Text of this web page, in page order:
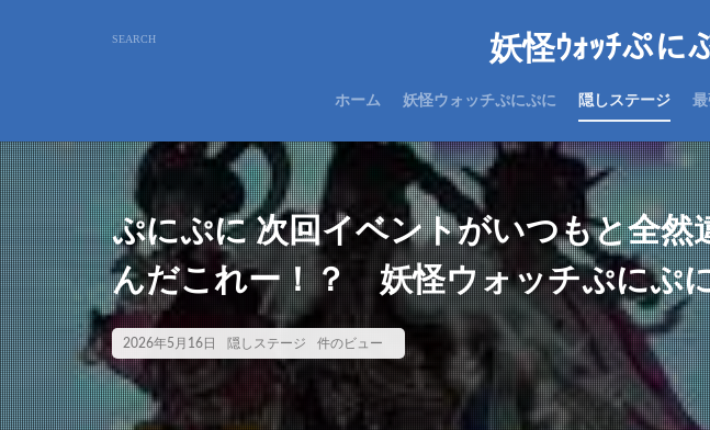
妖怪ｳｫｯﾁぷに
ホーム 妖怪ウォッチぷにぷに 隠しステージ 最
ぷにぷに 次回イベントがいつもと全然
んだこれー！？ 妖怪ウォッチぷにぷ
2026年5月16日 隠しステージ 件のビュー